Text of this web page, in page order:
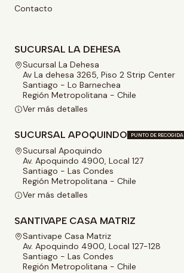
Contacto
SUCURSAL LA DEHESA
Sucursal La Dehesa
Av La dehesa 3265, Piso 2 Strip Center
Santiago - Lo Barnechea
Región Metropolitana - Chile
Ver más detalles
SUCURSAL APOQUINDO PUNTO DE RECOGIDA
Sucursal Apoquindo
Av. Apoquindo 4900, Local 127
Santiago - Las Condes
Región Metropolitana - Chile
Ver más detalles
SANTIVAPE CASA MATRIZ
Santivape Casa Matriz
Av. Apoquindo 4900, Local 127-128
Santiago - Las Condes
Región Metropolitana - Chile